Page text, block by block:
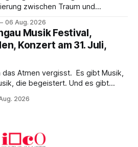
zwischen Traum und
starken Bildern, getragen von
und einer musikalisch
06 Aug. 2026
Musik Festival,
Konzert am 31. Juli,
vergisst. Es gibt Musik,
die begeistert. Und es gibt
im Kurhaus Wiesbaden, an dem
2026